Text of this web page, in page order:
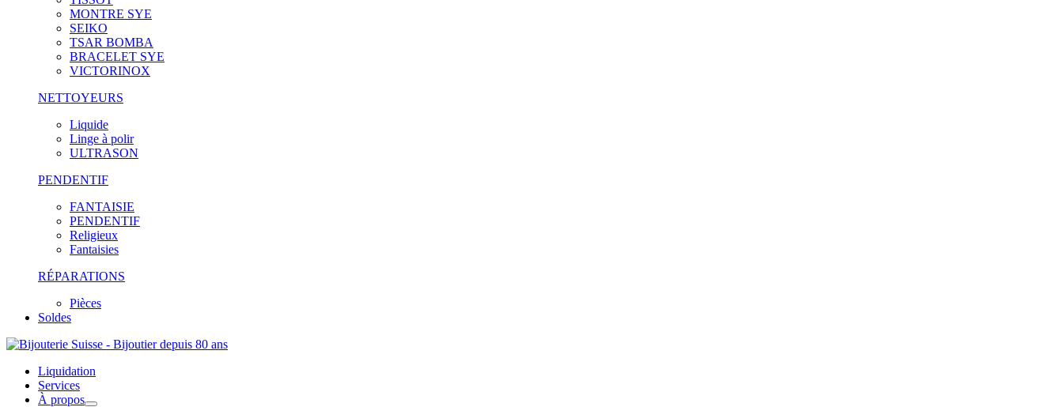
MONTRE SYE
SEIKO
TSAR BOMBA
BRACELET SYE
VICTORINOX
NETTOYEURS
Liquide
Linge à polir
ULTRASON
PENDENTIF
FANTAISIE
PENDENTIF
Religieux
Fantaisies
RÉPARATIONS
Pièces
Soldes
Liquidation
Services
À propos